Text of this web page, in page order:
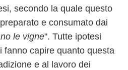
secondo la quale questo
e consumato dai
le vigne". Tutte ipotesi
fanno capire quanto questa
e al lavoro dei